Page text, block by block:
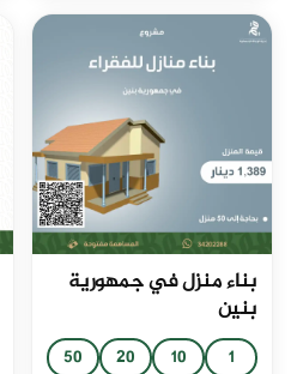
بناء منزل في جمهورية
بنين
1
10
20
50